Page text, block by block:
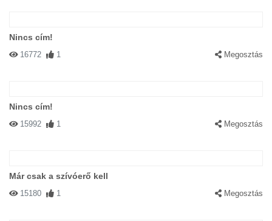
Nincs cím!
16772 1 Megosztás
Nincs cím!
15992 1 Megosztás
Már csak a szívóerő kell
15180 1 Megosztás